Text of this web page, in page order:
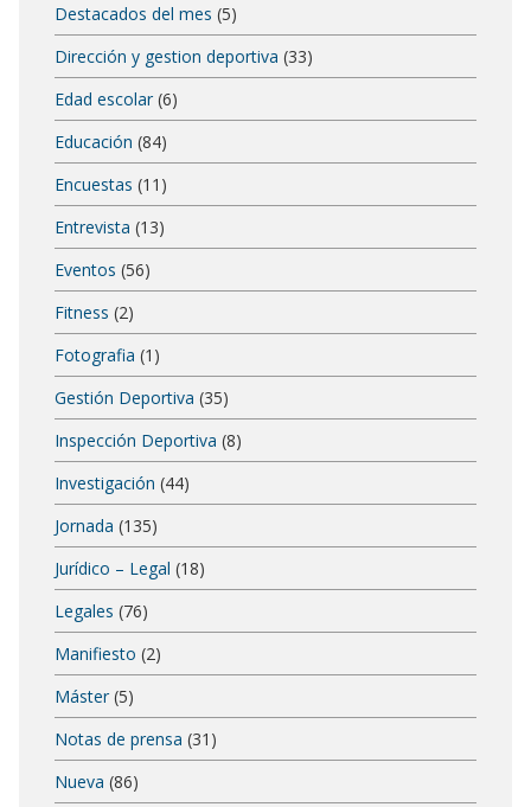
Destacados del mes (5)
Dirección y gestion deportiva (33)
Edad escolar (6)
Educación (84)
Encuestas (11)
Entrevista (13)
Eventos (56)
Fitness (2)
Fotografia (1)
Gestión Deportiva (35)
Inspección Deportiva (8)
Investigación (44)
Jornada (135)
Jurídico – Legal (18)
Legales (76)
Manifiesto (2)
Máster (5)
Notas de prensa (31)
Nueva (86)